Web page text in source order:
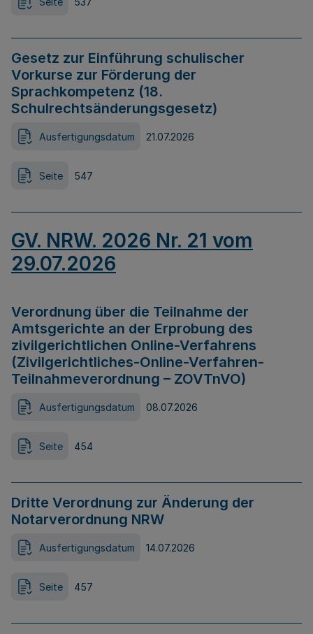
Gesetz zur Einführung schulischer
Vorkurse zur Förderung der
Sprachkompetenz (18.
Schulrechtsänderungsgesetz)
Ausfertigungsdatum 21.07.2026
Seite 547
GV. NRW. 2026 Nr. 21 vom
29.07.2026
Verordnung über die Teilnahme der
Amtsgerichte an der Erprobung des
zivilgerichtlichen Online-Verfahrens
(Zivilgerichtliches-Online-Verfahren-
Teilnahmeverordnung – ZOVTnVO)
Ausfertigungsdatum 08.07.2026
Seite 454
Dritte Verordnung zur Änderung der
Notarverordnung NRW
Ausfertigungsdatum 14.07.2026
Seite 457